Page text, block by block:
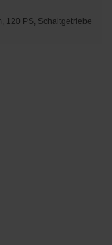
120 PS, Schaltgetriebe